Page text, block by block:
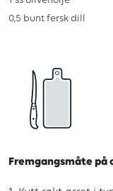
0,5 bunt fersk dill
Fremgangsmåte